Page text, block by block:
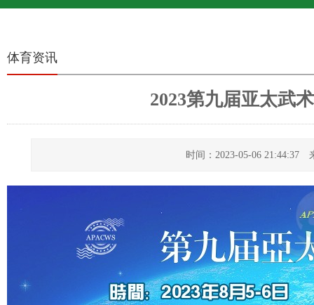
体育资讯
2023第九届亚太武
时间：2023-05-06 21:44:37